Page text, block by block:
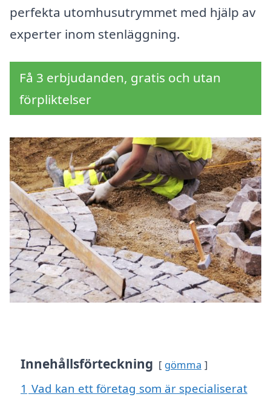
perfekta utomhusutrymmet med hjälp av
experter inom stenläggning.
Få 3 erbjudanden, gratis och utan
förpliktelser
Innehållsförteckning gömma
1 Vad kan ett företag som är specialiserat